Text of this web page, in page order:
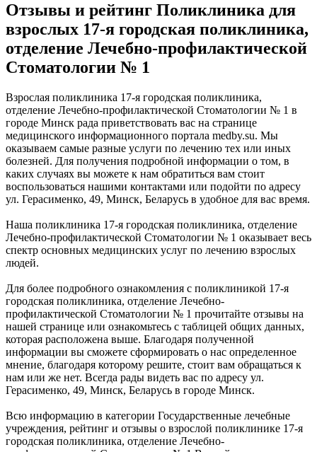
Отзывы и рейтинг Поликлиника для
взрослых 17-я городская поликлиника,
отделение Лечебно-профилактической
Стоматологии № 1
Взрослая поликлиника 17-я городская поликлиника,
отделение Лечебно-профилактической Стоматологии № 1 в
городе Минск рада приветствовать вас на странице
медицинского информационного портала medby.su. Мы
оказываем самые разные услуги по лечению тех или иных
болезней. Для получения подробной информации о том, в
каких случаях вы можете к нам обратиться вам стоит
воспользоваться нашими контактами или подойти по адресу
ул. Герасименко, 49, Минск, Беларусь в удобное для вас время.
Наша поликлиника 17-я городская поликлиника, отделение
Лечебно-профилактической Стоматологии № 1 оказывает весь
спектр основных медицинских услуг по лечению взрослых
людей.
Для более подробного ознакомления с поликлиникой 17-я
городская поликлиника, отделение Лечебно-
профилактической Стоматологии № 1 прочитайте отзывы на
нашей странице или ознакомьтесь с таблицей общих данных,
которая расположена выше. Благодаря полученной
информации вы сможете сформировать о нас определенное
мнение, благодаря которому решите, стоит вам обращаться к
нам или же нет. Всегда рады видеть вас по адресу ул.
Герасименко, 49, Минск, Беларусь в городе Минск.
Всю информацию в категории Государственные лечебные
учреждения, рейтинг и отзывы о взрослой поликлинике 17-я
городская поликлиника, отделение Лечебно-